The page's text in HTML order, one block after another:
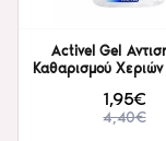
Activel Gel
Καθαρισμού
1,95€
4,40€